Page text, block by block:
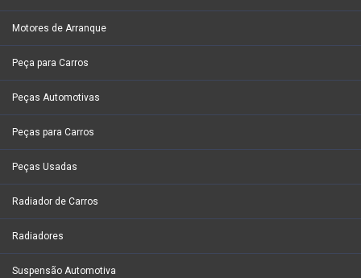
Motores de Arranque
Peça para Carros
Peças Automotivas
Peças para Carros
Peças Usadas
Radiador de Carros
Radiadores
Suspensão Automotiva